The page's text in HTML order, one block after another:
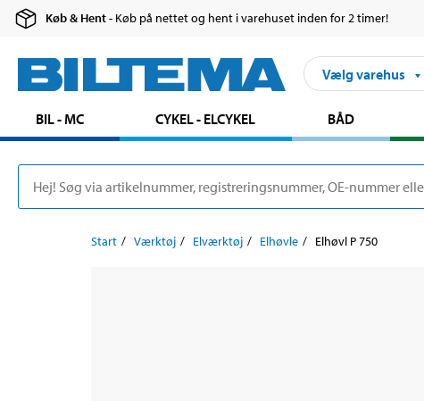
Køb & Hent- Køb på nettet og hent i varehuset inden for 2 timer!
Vælg varehus
BIL - MC CYKEL - ELCYKEL BÅD
Start Værktøj Elværktøj Elhøvle Elhøvl P 750